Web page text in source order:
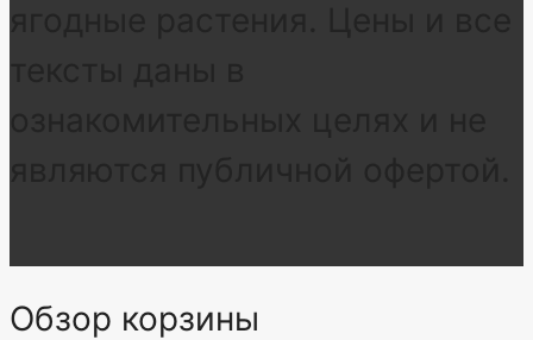
Обзор корзины